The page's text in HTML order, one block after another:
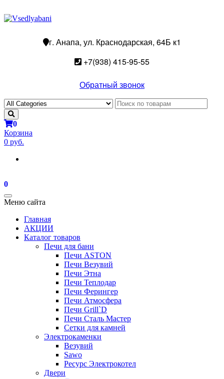
г. Анапа, ул. Краснодарская, 64Б к1
+7(938) 415-95-55
Обратный звонок
0
Корзина
0 руб.
0
Toggle
navigation
Меню сайта
Главная
АКЦИИ
Каталог товаров
Печи для бани
Печи ASTON
Печи Везувий
Печи Этна
Печи Теплодар
Печи Ферингер
Печи Атмосфера
Печи Grill`D
Печи Сталь Мастер
Сетки для камней
Электрокаменки
Везувий
Sawo
Ресурс Электрокотел
Двери